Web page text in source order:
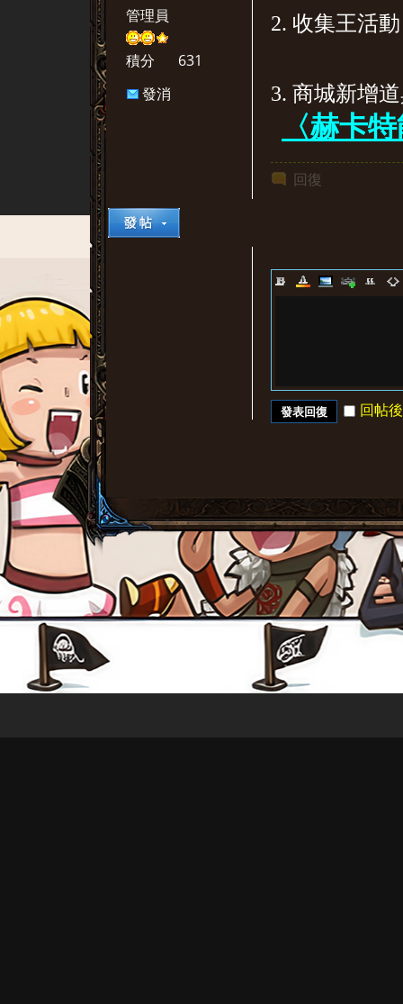
堂
管理員
積分
631
發消
2. 收集王活
3. 商城新增
〈赫卡
回復
發表回復 回帖